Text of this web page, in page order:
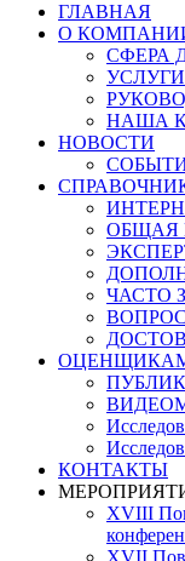
ГЛАВНАЯ
О
СФЕРА
УСЛУГИ
НАША
НОВОСТИ
ОБЩАЯ
ЧАСТО
КОНТАКТЫ
XVIII
XVII